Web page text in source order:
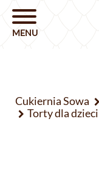
Cukiernia Sowa
Torty dla dzieci